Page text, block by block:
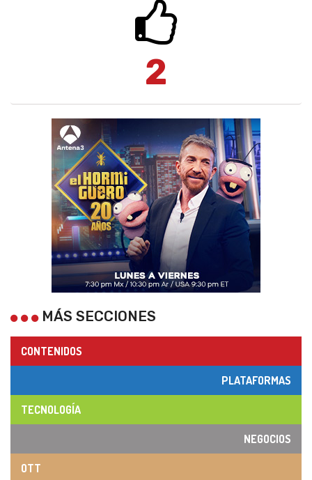
2
MÁS SECCIONES
CONTENIDOS
PLATAFORMAS
TECNOLOGÍA
NEGOCIOS
OTT